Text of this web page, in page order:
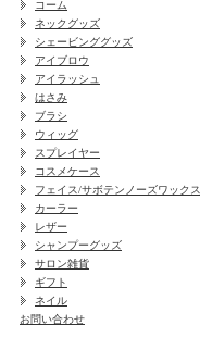
コーム
ネックグッズ
シェービンググッズ
アイブロウ
アイラッシュ
はさみ
ブラシ
ウィッグ
スプレイヤー
コスメケース
フェイス/サボテンノーズワックス
カーラー
レザー
シャンプーグッズ
サロン雑貨
ギフト
ネイル
お問い合わせ